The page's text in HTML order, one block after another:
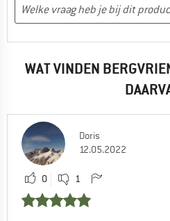
WAT VINDEN
Doris
12.05.2022
0 1